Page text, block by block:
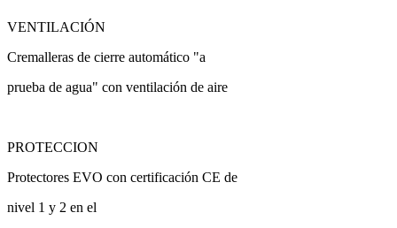
VENTILACIÓN
Cremalleras de cierre automático "a
prueba de agua" con ventilación de aire
PROTECCION
Protectores EVO con certificación CE de
nivel 1 y 2 en el